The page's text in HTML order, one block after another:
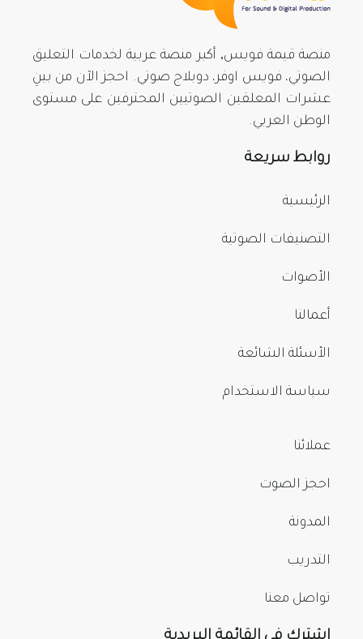
منصة قيمة فويس, أكبر منصة عربية لخدمات التعليق
الصوتي، فويس اوفر، دوبلاج صوتي. احجز الآن من بينِ
عشرات المعلقين الصوتيين المحترفين على مستوى
الوطن العربي.
روابط سريعة
الرئيسية
التصنيفات الصوتية
الأصوات
أعمالنا
الأسئلة الشائعة
سياسة الاستخدام
عملائنا
احجز الصوت
المدونة
التدريب
تواصل معنا